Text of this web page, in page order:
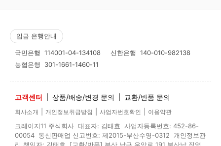
입금 은행안내
국민은행 114001-04-134108 신한은행 140-010-982138
농협은행 301-1661-1460-11
고객센터 상품/배송/변경 문의 교환/반품 문의
회사소개 개인정보취급방침 사업자번호확인 이용약관
크레이지11 주식회사 대표자: 김태효 사업자등록번호: 452-86-
00054 통신판매업 신고번호: 제2015-부산수영-0312 개인정보관